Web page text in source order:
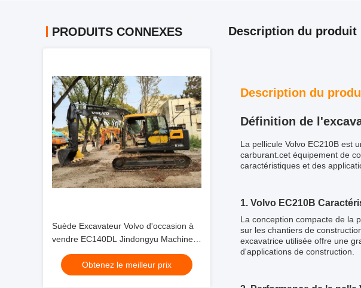
PRODUITS CONNEXES
Suède Excavateur Volvo d'occasion à
vendre EC140DL Jindongyu Machinery
de seconde main
Obtenez le meilleur prix
Description du produit
Description du
Définition de
La pellicule Volvo EC210B est
carburant.cet équipement de
caractéristiques et des
1. Volvo EC210B
La conception compacte de la
sur les chantiers de
excavatrice utilisée offre une
d'applications de construction.